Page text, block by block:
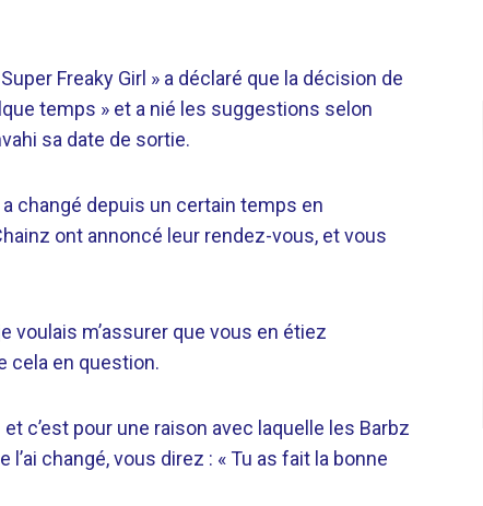
Freaky Girl » a déclaré que la décision de
temps » et a nié les suggestions selon
sa date de sortie.
a changé depuis un certain temps en
ont annoncé leur rendez-vous, et vous
voulais m’assurer que vous en étiez
cela en question.
c’est pour une raison avec laquelle les Barbz
changé, vous direz : « Tu as fait la bonne